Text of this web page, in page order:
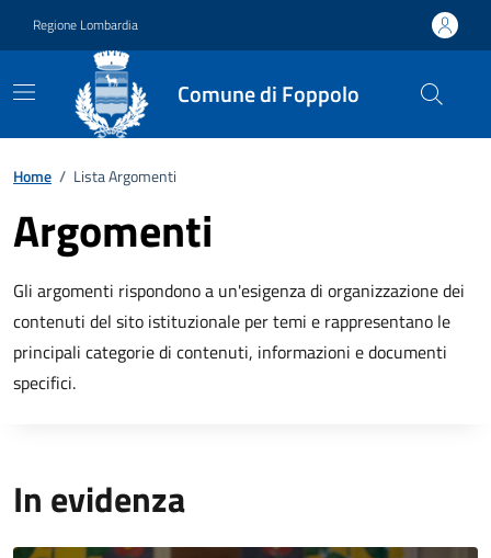
Regione Lombardia
Comune di Foppolo
Home / Lista Argomenti
Argomenti
Gli argomenti rispondono a un'esigenza di organizzazione dei
contenuti del sito istituzionale per temi e rappresentano le
principali categorie di contenuti, informazioni e documenti
specifici.
In evidenza